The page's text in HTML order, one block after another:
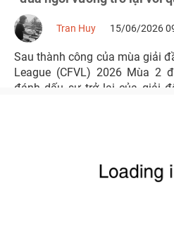
hết
Tran Huy 15/06/2026
Sau thành công của mùa giải
League (CFVL) 2026 Mùa 2
đánh dấu sự trở lại của giải